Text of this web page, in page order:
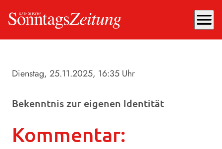
menu
Dienstag, 25.11.2025, 16:35 Uhr
Bekenntnis zur eigenen Identität
Kommentar: